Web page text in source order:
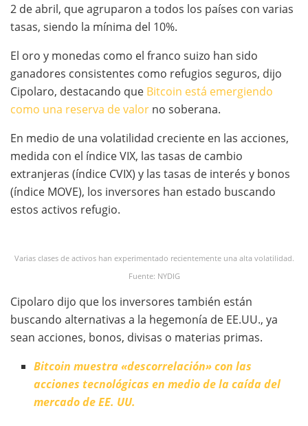
2 de abril, que agruparon a todos los países con varias
tasas, siendo la mínima del 10%.
El oro y monedas como el franco suizo han sido
ganadores consistentes como refugios seguros, dijo
Cipolaro, destacando que Bitcoin está emergiendo
como una reserva de valor no soberana.
En medio de una volatilidad creciente en las acciones,
medida con el índice VIX, las tasas de cambio
extranjeras (índice CVIX) y las tasas de interés y bonos
(índice MOVE), los inversores han estado buscando
estos activos refugio.
Varias clases de activos han experimentado recientemente una alta volatilidad.
Fuente: NYDIG
Cipolaro dijo que los inversores también están
buscando alternativas a la hegemonía de EE.UU., ya
sean acciones, bonos, divisas o materias primas.
Bitcoin muestra «descorrelación» con las
acciones tecnológicas en medio de la caída del
mercado de EE. UU.